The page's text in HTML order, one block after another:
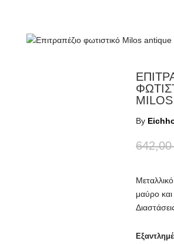
By
μαύρο